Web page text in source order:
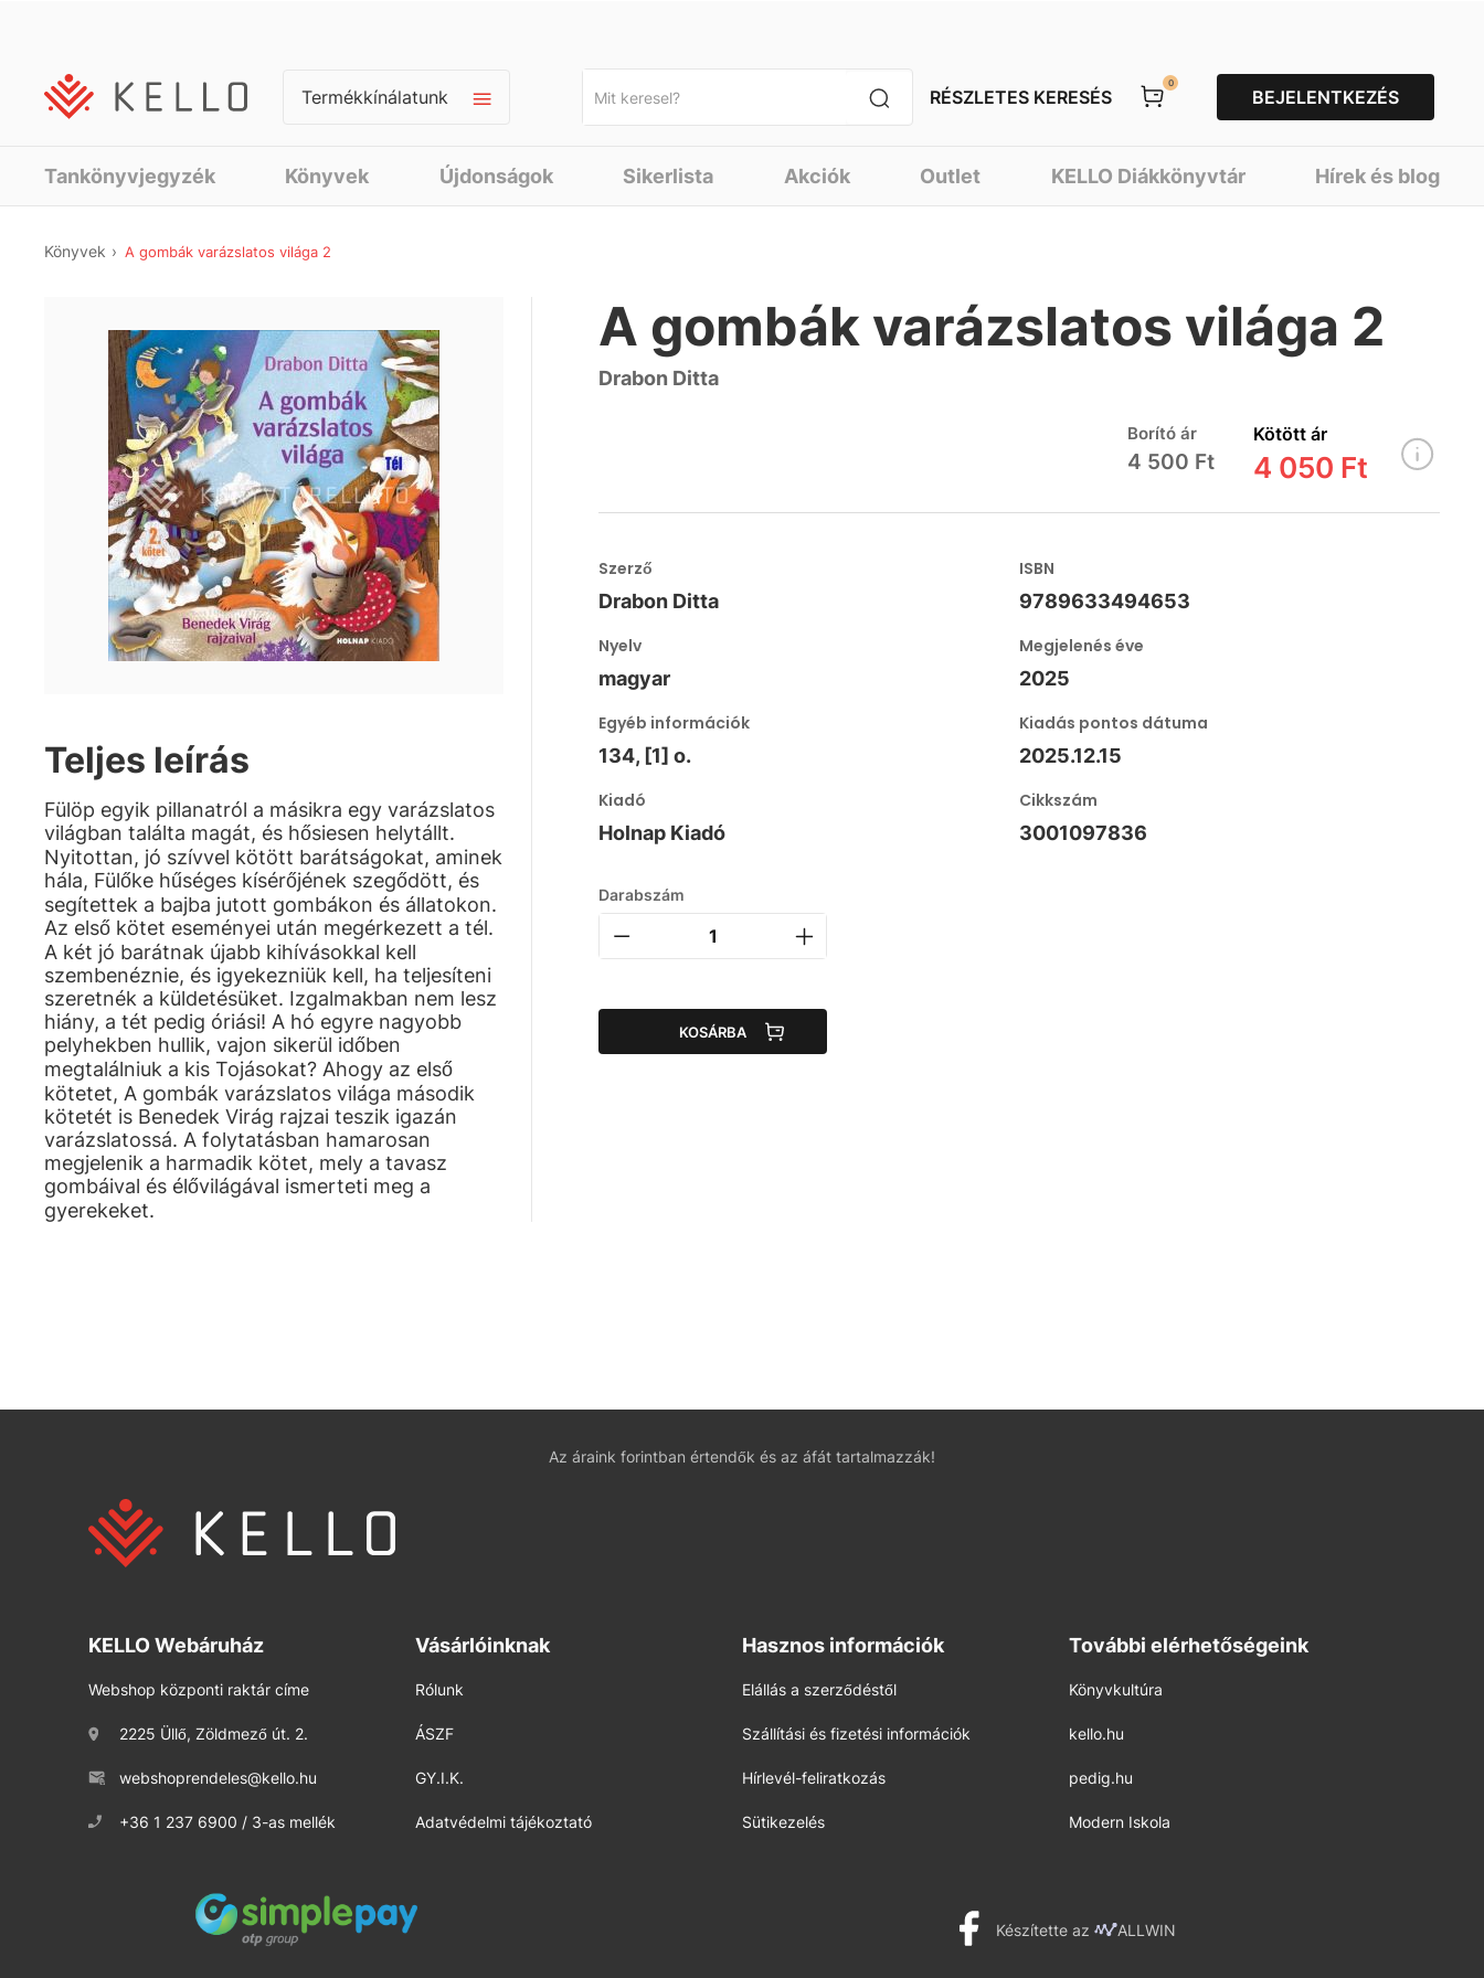
Termékkínálatunk RÉSZLETES KERESÉS
0
BEJELENTKEZÉS
Tankönyvjegyzék Könyvek Újdonságok Sikerlista Akciók Outlet KELLO Diákkönyvtár Hírek és blog
Könyvek A gombák varázslatos világa 2
Teljes leírás
Fülöp egyik pillanatról a másikra egy varázslatos
világban találta magát, és hősiesen helytállt.
Nyitottan, jó szívvel kötött barátságokat, aminek
hála, Fülőke hűséges kísérőjének szegődött, és
segítettek a bajba jutott gombákon és állatokon.
Az első kötet eseményei után megérkezett a tél.
A két jó barátnak újabb kihívásokkal kell
szembenéznie, és igyekezniük kell, ha teljesíteni
szeretnék a küldetésüket. Izgalmakban nem lesz
hiány, a tét pedig óriási! A hó egyre nagyobb
pelyhekben hullik, vajon sikerül időben
megtalálniuk a kis Tojásokat? Ahogy az első
kötetet, A gombák varázslatos világa második
kötetét is Benedek Virág rajzai teszik igazán
varázslatossá. A folytatásban hamarosan
megjelenik a harmadik kötet, mely a tavasz
gombáival és élővilágával ismerteti meg a
gyerekeket.
A gombák varázslatos világa 2
Drabon Ditta
Borító ár
4 500 Ft
Kötött ár
4 050 Ft
Szerző
Drabon Ditta
ISBN
9789633494653
Nyelv
magyar
Megjelenés éve
2025
Egyéb információk
134, [1] o.
Kiadás pontos dátuma
2025.12.15
Kiadó
Holnap Kiadó
Cikkszám
3001097836
Darabszám
KOSÁRBA
Az áraink forintban értendők és az áfát tartalmazzák!
KELLO Webáruház
Webshop központi raktár címe
2225 Üllő, Zöldmező út. 2.
webshoprendeles@kello.hu
+36 1 237 6900 / 3-as mellék
Vásárlóinknak
Rólunk
ÁSZF
GY.I.K.
Adatvédelmi tájékoztató
Hasznos információk
Elállás a szerződéstől
Szállítási és fizetési információk
Hírlevél-feliratkozás
Sütikezelés
További elérhetőségeink
Könyvkultúra
kello.hu
pedig.hu
Modern Iskola
Készítette az ALLWIN